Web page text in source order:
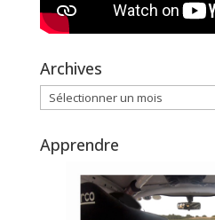
Archives
Archives
Apprendre